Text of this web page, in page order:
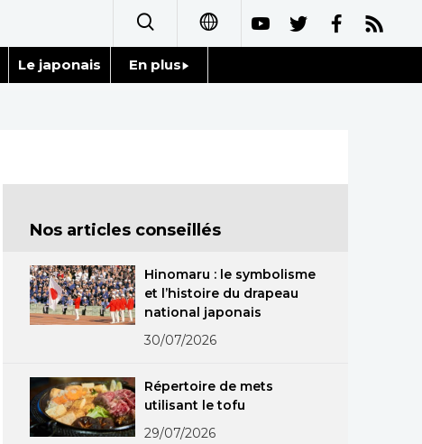
العربية
Русский
Le japonais En plus
Images
Vidéos
Tokyo
Nos articles conseillés
Hinomaru : le symbolisme
et l’histoire du drapeau
national japonais
30/07/2026
Répertoire de mets
utilisant le tofu
29/07/2026